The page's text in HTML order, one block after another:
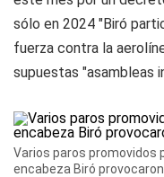
sólo en 2024 "Biró
fuerza contra la
supuestas "asambleas
Varios paros promovidos
encabeza Biró